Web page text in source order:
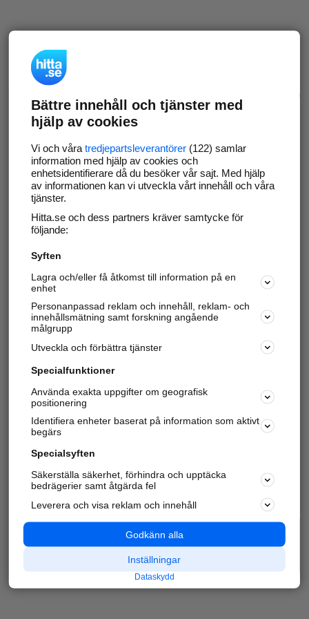
Bättre innehåll och tjänster med
hjälp av cookies
Vi och våra tredjepartsleverantörer(122) samlar
information med hjälp av cookies och
enhetsidentifierare då du besöker vår sajt. Med hjälp
av informationen kan vi utveckla vårt innehåll och våra
tjänster.
Hitta.se och dess partners kräver samtycke för
följande:
Syften
Lagra och/eller få åtkomst till information på en
enhet
Personanpassad reklam och innehåll, reklam- och
innehållsmätning samt forskning angående
målgrupp
Utveckla och förbättra tjänster
Specialfunktioner
Använda exakta uppgifter om geografisk
positionering
Identifiera enheter baserat på information som aktivt
begärs
Specialsyften
Säkerställa säkerhet, förhindra och upptäcka
bedrägerier samt åtgärda fel
Leverera och visa reklam och innehåll
Godkänn alla
Inställningar
Dataskydd